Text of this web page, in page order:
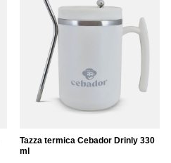
Tazza termica Cebador Drinly 330
ml